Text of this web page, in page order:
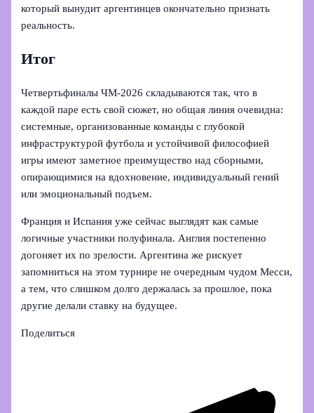
который вынудит аргентинцев окончательно признать
реальность.
Итог
Четвертьфиналы ЧМ‑2026 складываются так, что в
каждой паре есть свой сюжет, но общая линия очевидна:
системные, организованные команды с глубокой
инфраструктурой футбола и устойчивой философией
игры имеют заметное преимущество над сборными,
опирающимися на вдохновение, индивидуальный гений
или эмоциональный подъем.
Франция и Испания уже сейчас выглядят как самые
логичные участники полуфинала. Англия постепенно
догоняет их по зрелости. Аргентина же рискует
запомниться на этом турнире не очередным чудом Месси,
а тем, что слишком долго держалась за прошлое, пока
другие делали ставку на будущее.
Поделиться